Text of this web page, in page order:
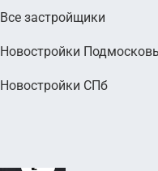
Все застройщики
Новостройки
Новостройки СПб